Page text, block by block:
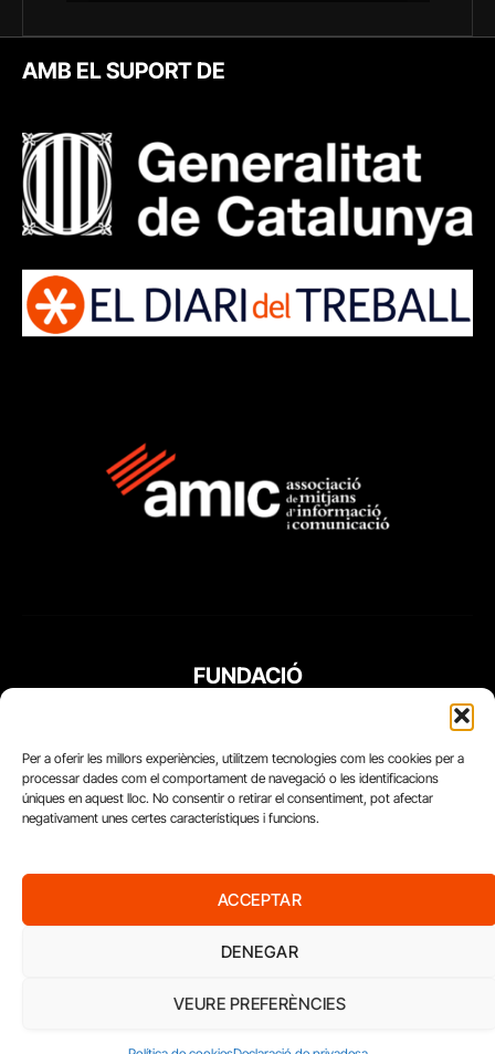
Per a oferir les millors experiències, utilitzem tecnologies com les cookies per a
processar dades com el comportament de navegació o les identificacions
úniques en aquest lloc. No consentir o retirar el consentiment, pot afectar
negativament unes certes característiques i funcions.
ACCEPTAR
DENEGAR
VEURE PREFERÈNCIES
AMB EL SUPORT DE
FUNDACIÓ